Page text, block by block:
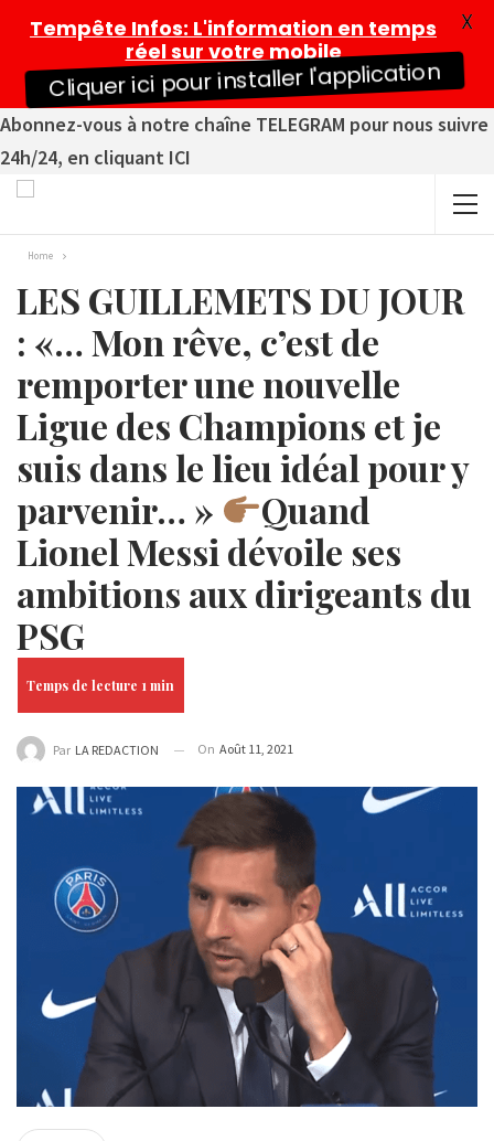
Abonnez-vous à notre chaîne TELEGRAM pour nous suivre
24h/24, en cliquant ICI
Home
LES GUILLEMETS DU JOUR
: «… Mon rêve, c’est de
remporter une nouvelle
Ligue des Champions et je
suis dans le lieu idéal pour y
parvenir… »
Quand
Lionel Messi dévoile ses
ambitions aux dirigeants du
PSG
Par LA REDACTION On Août 11, 2021
Tempête Infos: L'information en temps
réel sur votre mobile
Cliquer ici pour installer l'application
X